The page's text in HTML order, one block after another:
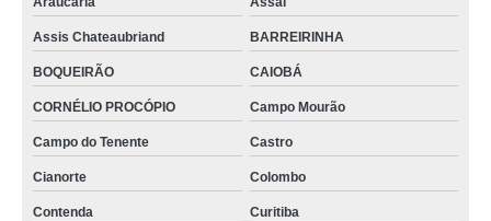
Assis Chateaubriand BARREIRINHA
BOQUEIRÃO CAIOBÁ
CORNÉLIO PROCÓPIO Campo Mourão
Campo do Tenente Castro
Cianorte Colombo
Contenda Curitiba